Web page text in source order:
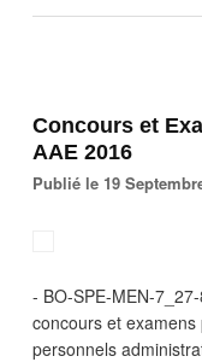
Concours et
AAE 2016
Publié le 19
- BO-SPE-MEN-
concours et
personnels